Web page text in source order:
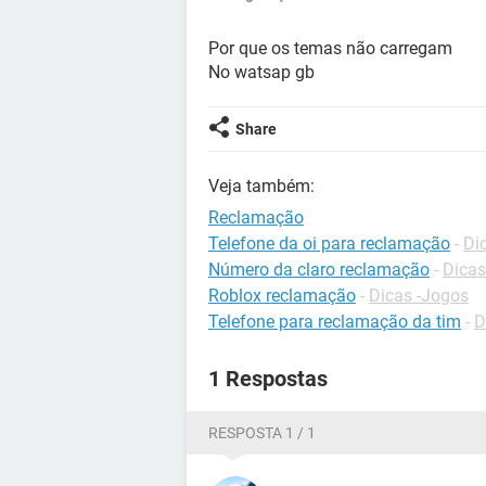
Por que os temas não carregam
No watsap gb
Share
Veja também:
Reclamação
Telefone da oi para reclamação -
Número da claro reclamação -
Roblox reclamação - Dicas -Jogos
Telefone para reclamação da tim -
1 Respostas
RESPOSTA 1 / 1